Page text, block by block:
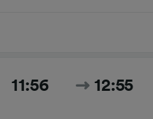
11:56 12:55